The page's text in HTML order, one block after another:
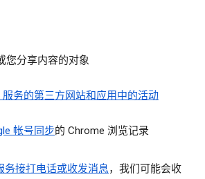
您分享内容的对象
服务的第三方网站和应用中的活动
帐号同步的 Chrome 浏览记录
务接打电话或收发消息，我们可能会收